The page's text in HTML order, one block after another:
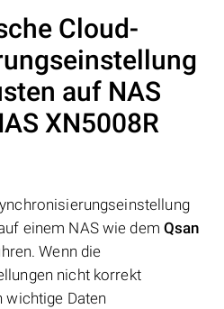
Cloud-
auf NAS
XN5008R
einem NAS wie dem Qsan
Wenn die
nicht korrekt
wichtige Daten